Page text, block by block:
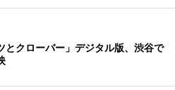
とクローバー」デジタル版、渋谷で